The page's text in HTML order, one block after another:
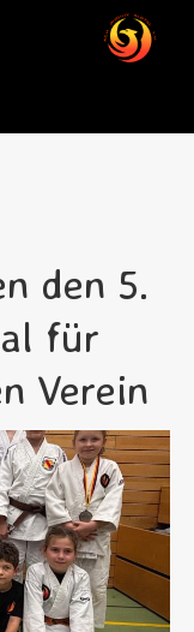
den 5.
für
Verein